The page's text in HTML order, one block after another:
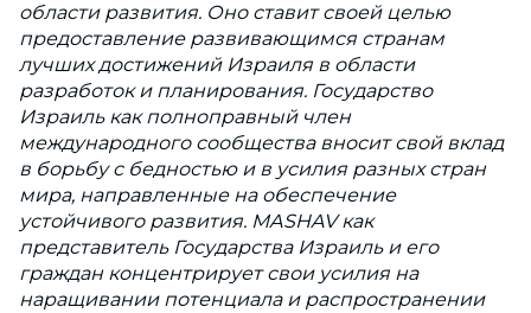
области развития. Оно ставит своей целью
предоставление развивающимся странам
лучших достижений Израиля в области
разработок и планирования. Государство
Израиль как полноправный член
международного сообщества вносит свой вклад
в борьбу с бедностью и в усилия разных стран
мира, направленные на обеспечение
устойчивого развития. MASHAV как
представитель Государства Израиль и его
граждан концентрирует свои усилия на
наращивании потенциала и распространении